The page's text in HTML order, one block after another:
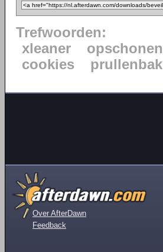
Trefwoorden:
xleaner
opschonen
cookies
prullenbak
Over AfterDawn
Feedback